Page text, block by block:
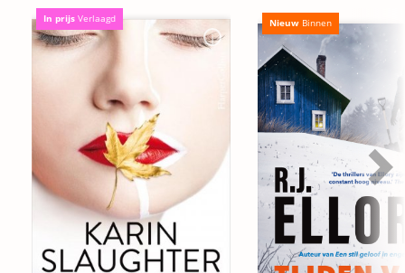
In prijs Verlaagd Nieuw Binnen